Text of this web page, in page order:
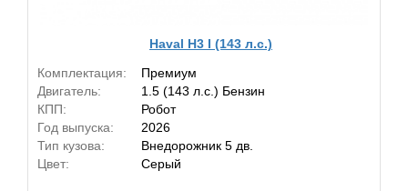
Haval H3 I (143 л.с.)
Комплектация:
Премиум
Двигатель:
1.5 (143 л.с.) Бензин
КПП:
Робот
Год выпуска:
2026
Тип кузова:
Внедорожник 5 дв.
Цвет:
Серый